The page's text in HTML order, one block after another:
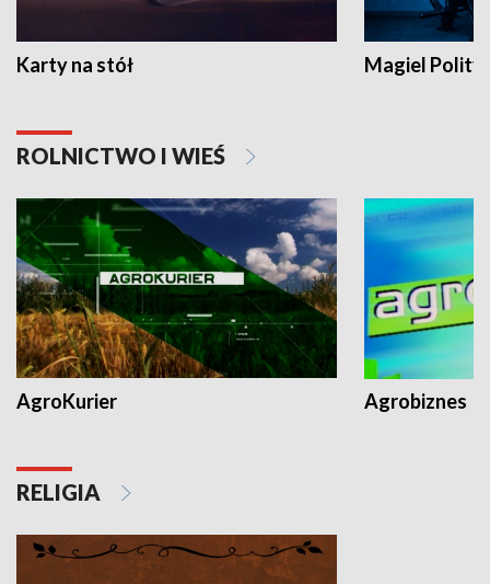
Karty na stół Magiel
ROLNICTWO I WIEŚ
AgroKurier Agrobiznes
RELIGIA